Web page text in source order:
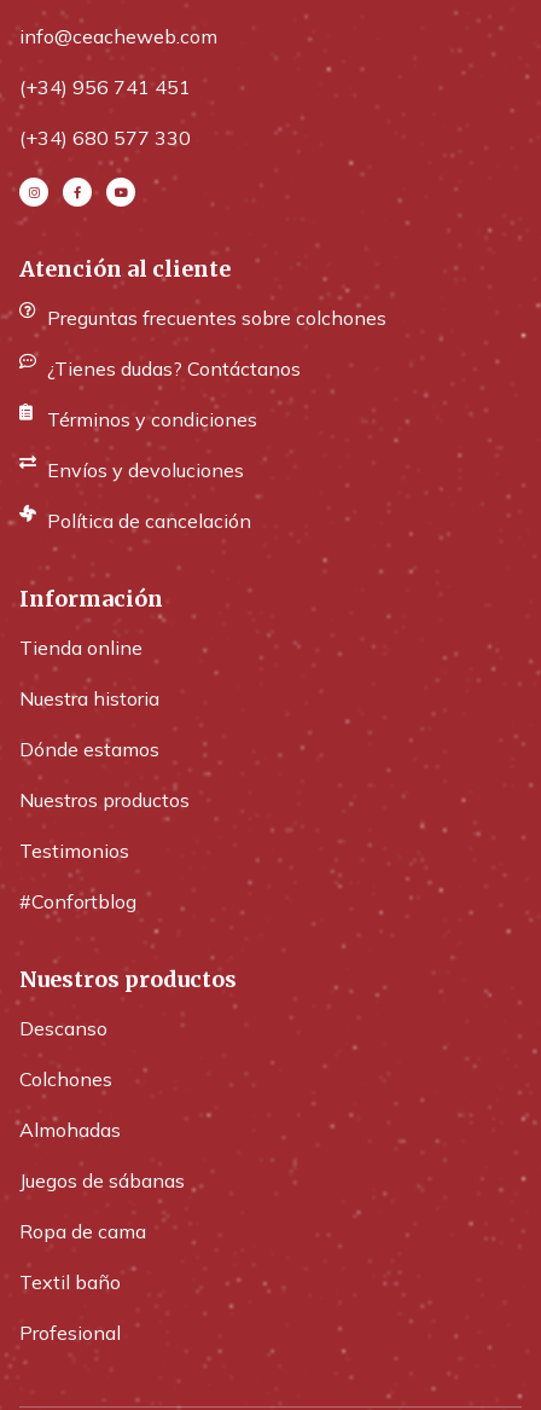
info@ceacheweb.com
(+34) 956 741 451
(+34) 680 577 330
Atención al cliente
Preguntas frecuentes sobre colchones
¿Tienes dudas? Contáctanos
Términos y condiciones
Envíos y devoluciones
Política de cancelación
Información
Tienda online
Nuestra historia
Dónde estamos
Nuestros productos
Testimonios
#Confortblog
Nuestros productos
Descanso
Colchones
Almohadas
Juegos de sábanas
Ropa de cama
Textil baño
Profesional